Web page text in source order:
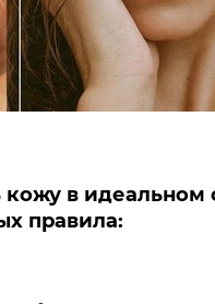
в идеальном
правила: